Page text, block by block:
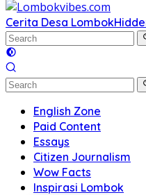
Cerita Desa Lombok
English Zone
Paid Content
Essays
Citizen Journalism
Wow Facts
Inspirasi Lombok